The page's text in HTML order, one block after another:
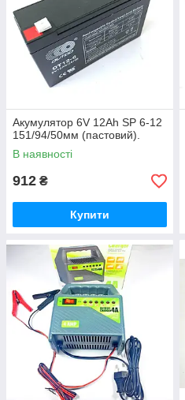
Акумулятор 6V 12Ah SP 6-12
151/94/50мм (пастовий).
В наявності
912 ₴
Купити